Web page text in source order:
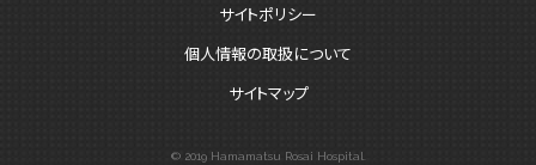
© 2019 Hamamatsu Rosai Hospital.
サイトポリシー
個人情報の取扱について
サイトマップ